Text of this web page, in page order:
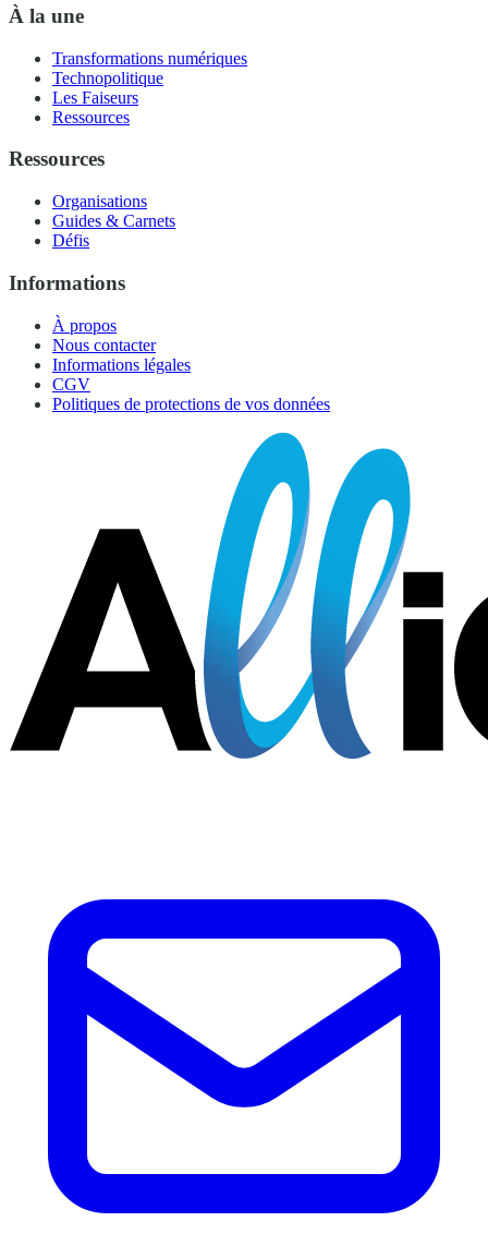
À la une
Transformations numériques
Technopolitique
Les Faiseurs
Ressources
Ressources
Organisations
Guides & Carnets
Défis
Informations
À propos
Nous contacter
Informations légales
CGV
Politiques de protections de vos données